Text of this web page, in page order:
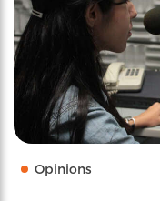
Opinions